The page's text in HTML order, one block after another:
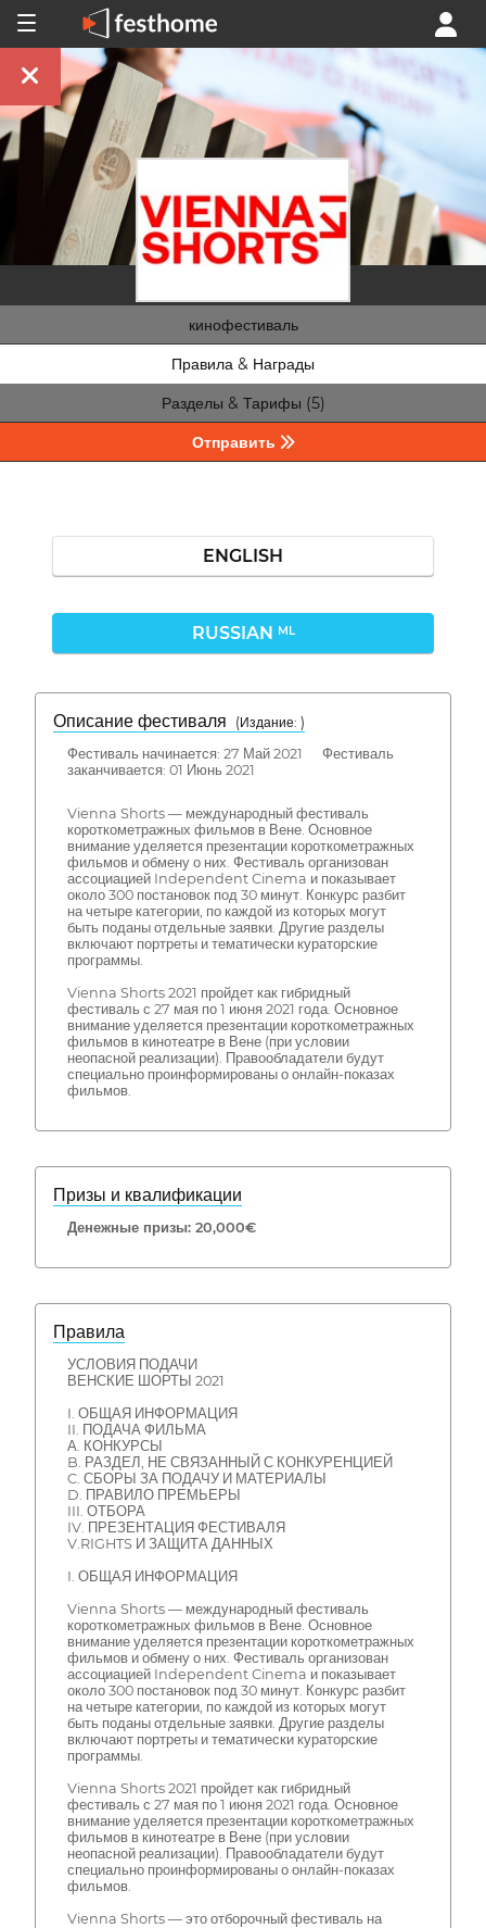
кинофестиваль
Правила & Награды
Разделы & Тарифы (5)
Отправить
ENGLISH
RUSSIAN ML
Описание фестиваля
( Издание: )
Фестиваль начинается: 27 Май 2021 Фестиваль
заканчивается: 01 Июнь 2021
Vienna Shorts — международный фестиваль
короткометражных фильмов в Вене. Основное
внимание уделяется презентации короткометражных
фильмов и обмену о них. Фестиваль организован
ассоциацией Independent Cinema и показывает
около 300 постановок под 30 минут. Конкурс разбит
на четыре категории, по каждой из которых могут
быть поданы отдельные заявки. Другие разделы
включают портреты и тематически кураторские
программы.
Vienna Shorts 2021 пройдет как гибридный
фестиваль с 27 мая по 1 июня 2021 года. Основное
внимание уделяется презентации короткометражных
фильмов в кинотеатре в Вене (при условии
неопасной реализации). Правообладатели будут
специально проинформированы о онлайн-показах
фильмов.
Призы и квалификации
Денежные призы: 20,000€
Правила
УСЛОВИЯ ПОДАЧИ
ВЕНСКИЕ ШОРТЫ 2021
I. ОБЩАЯ ИНФОРМАЦИЯ
II. ПОДАЧА ФИЛЬМА
А. КОНКУРСЫ
B. РАЗДЕЛ, НЕ СВЯЗАННЫЙ С КОНКУРЕНЦИЕЙ
C. СБОРЫ ЗА ПОДАЧУ И МАТЕРИАЛЫ
D. ПРАВИЛО ПРЕМЬЕРЫ
III. ОТБОРА
IV. ПРЕЗЕНТАЦИЯ ФЕСТИВАЛЯ
V.RIGHTS И ЗАЩИТА ДАННЫХ
I. ОБЩАЯ ИНФОРМАЦИЯ
Vienna Shorts — международный фестиваль
короткометражных фильмов в Вене. Основное
внимание уделяется презентации короткометражных
фильмов и обмену о них. Фестиваль организован
ассоциацией Independent Cinema и показывает
около 300 постановок под 30 минут. Конкурс разбит
на четыре категории, по каждой из которых могут
быть поданы отдельные заявки. Другие разделы
включают портреты и тематически кураторские
программы.
Vienna Shorts 2021 пройдет как гибридный
фестиваль с 27 мая по 1 июня 2021 года. Основное
внимание уделяется презентации короткометражных
фильмов в кинотеатре в Вене (при условии
неопасной реализации). Правообладатели будут
специально проинформированы о онлайн-показах
фильмов.
Vienna Shorts — это отборочный фестиваль на